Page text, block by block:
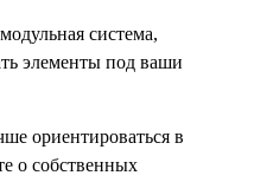
модульная система,
элементы под ваши
ориентироваться в
о собственных